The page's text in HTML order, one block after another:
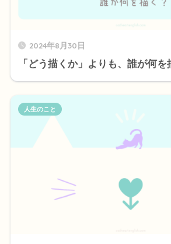
2024年8月30日
「どう描くか」よりも、誰が何を
人生のこと